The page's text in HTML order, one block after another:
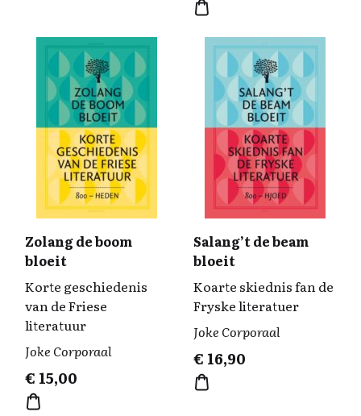
Zolang de boom
bloeit
Korte geschiedenis
van de Friese
literatuur
Joke Corporaal
€ 15,00
Salang’t de beam
bloeit
Koarte skiednis fan de
Fryske literatuer
Joke Corporaal
€ 16,90